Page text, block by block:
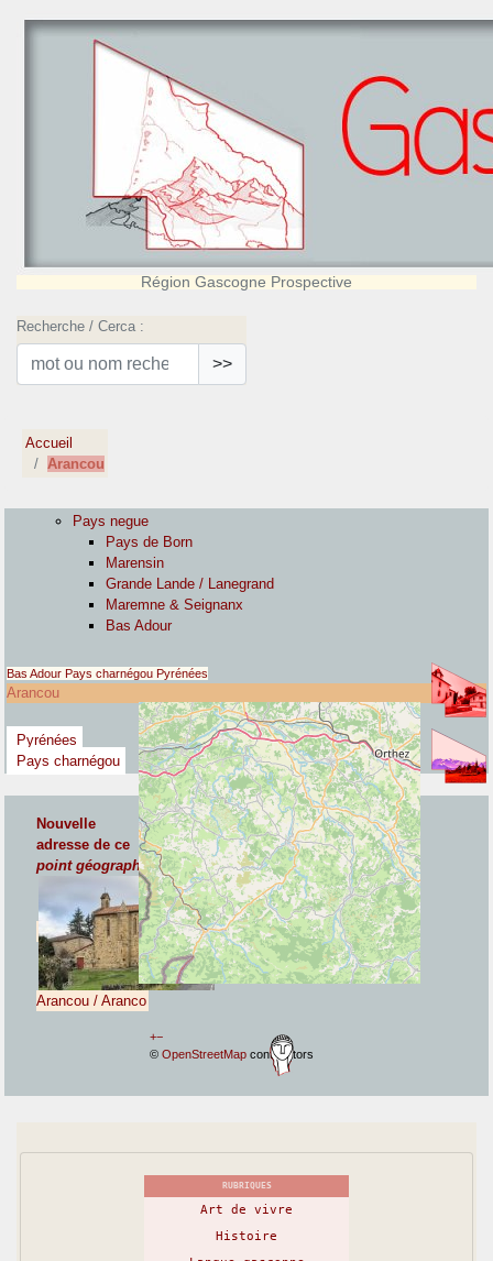
Région Gascogne Prospective
Recherche / Cerca :
>>
Accueil
Arancou
Pays negue
Pays de Born
Marensin
Grande Lande / Lanegrand
Maremne & Seignanx
Bas Adour
Bas Adour Pays charnégou Pyrénées
+−
© OpenStreetMapcontributors
Arancou
Pyrénées
Pays charnégou
Nouvelle
adresse de ce
point géographique communal, cliquez ci-contre :
Arancou / Aranco
RUBRIQUES
Art de vivre
Histoire